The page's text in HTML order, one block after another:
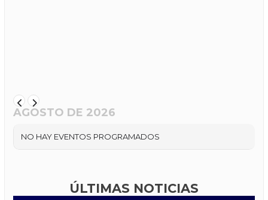
AGOSTO DE 2026
NO HAY EVENTOS PROGRAMADOS
ÚLTIMAS NOTICIAS